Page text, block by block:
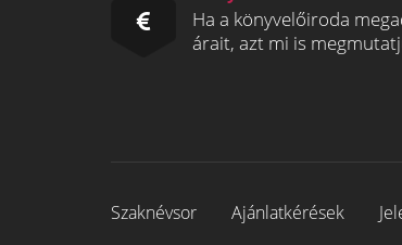
Ha a könyvelőiroda
árait, azt mi is
Szaknévsor Ajánlatkérések